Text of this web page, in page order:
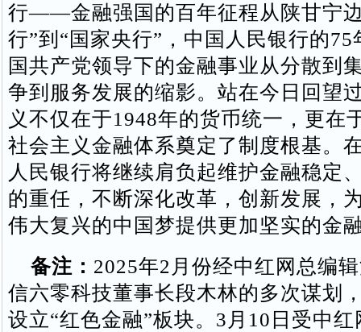
行——金融强国的百年征程从陕甘宁
行”到“国家央行”，中国人民银行的
国共产党领导下的金融事业从分散到
争到服务发展的缩影。站在今日回望
义不仅在于1948年的货币统一，更在
社会主义金融体系奠定了制度根基。
人民银行将继续肩负起维护金融稳定
的重任，不断深化改革，创新发展，
伟大复兴的中国梦提供更加坚实的金
备注： 2025年2月份经中红网总编
信六零科技董事长段木林的多次谋划
设立“红色金融”板块。3月10日受中